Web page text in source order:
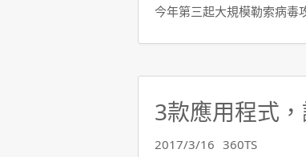
今年第三起大規模勒索病毒
3款應用程式
2017/3/16 360TS